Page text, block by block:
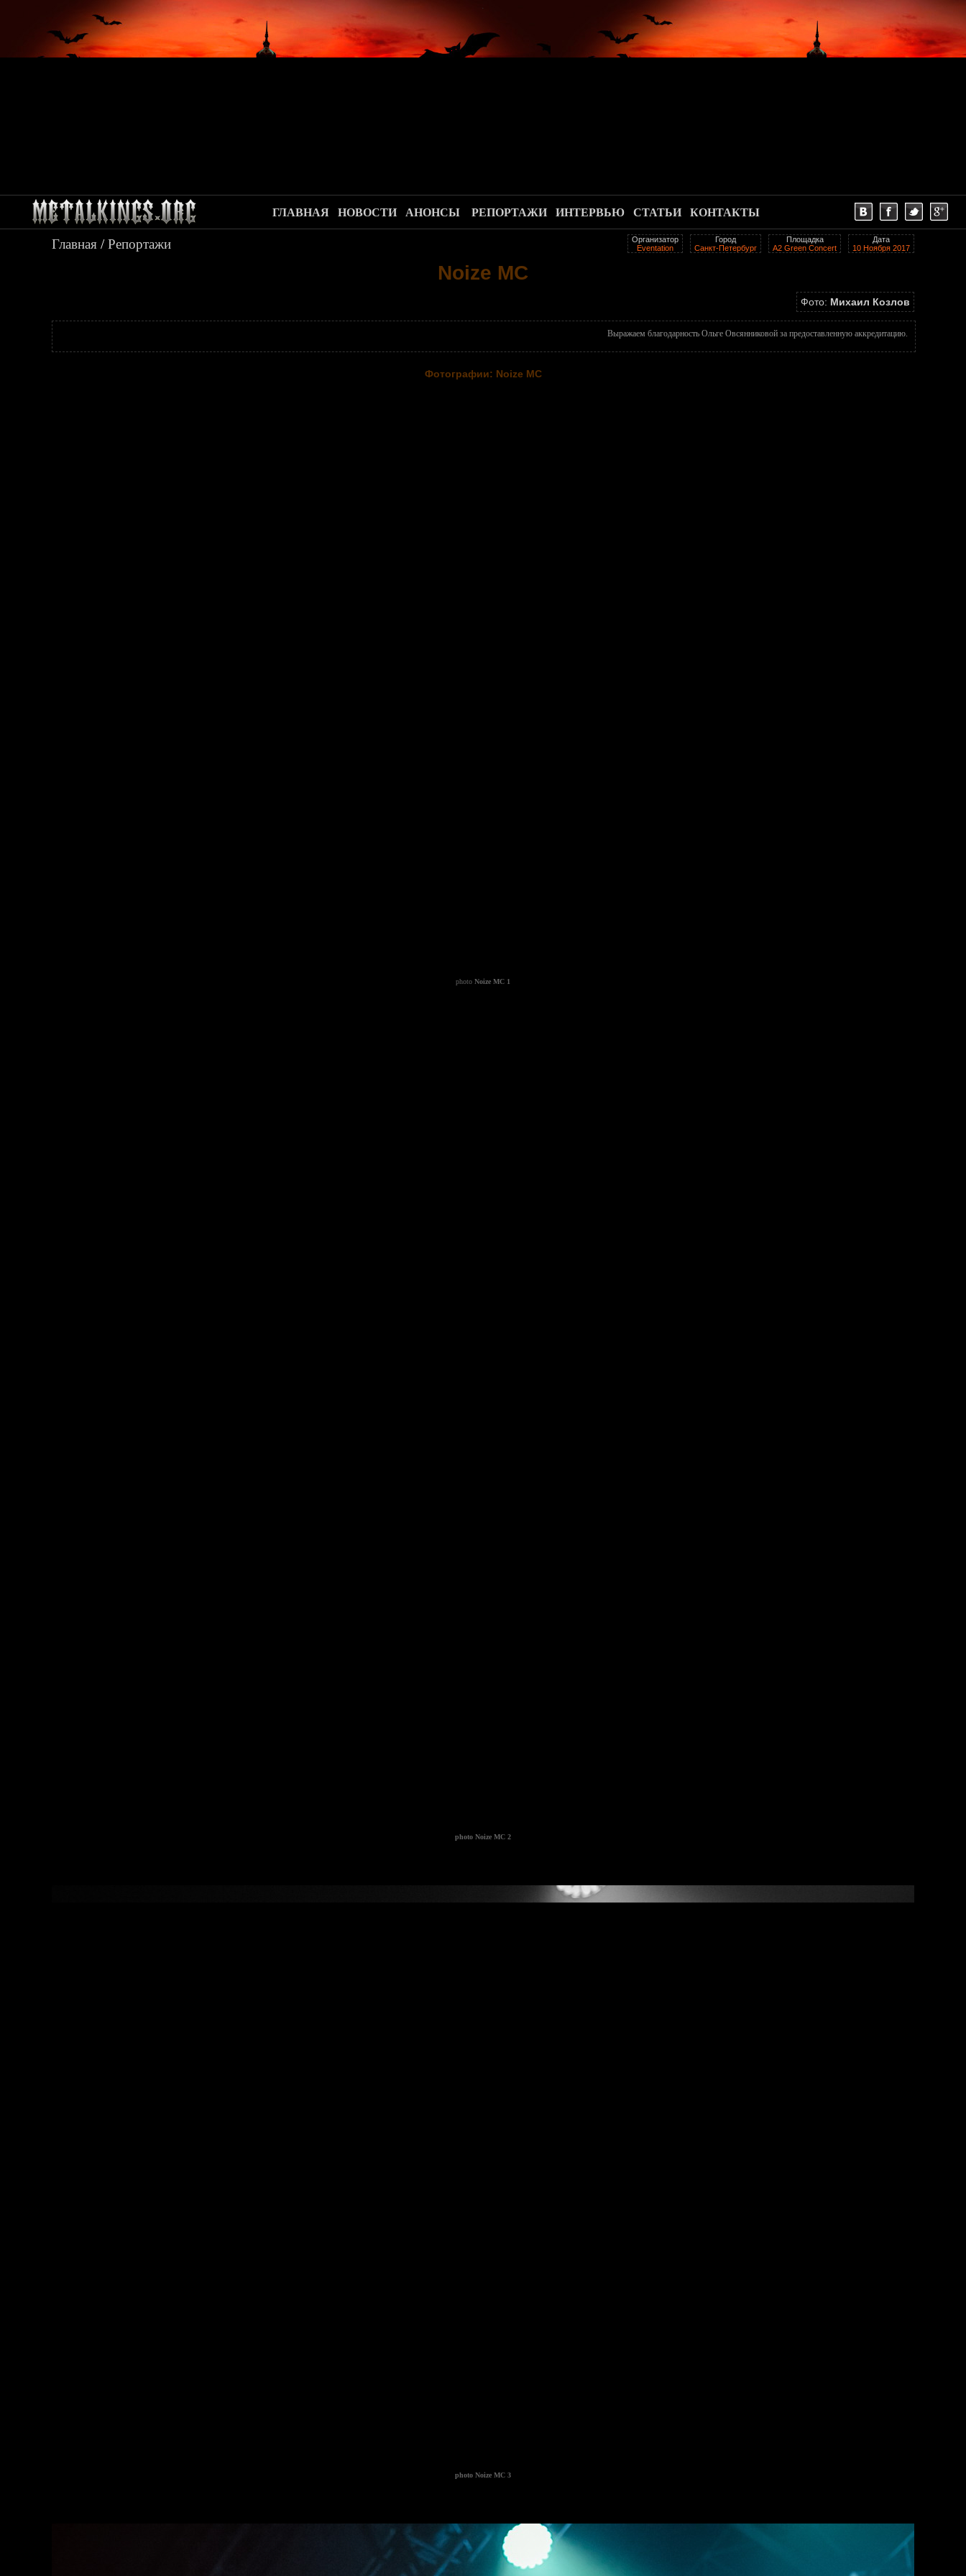
.
ГЛАВНАЯ НОВОСТИ АНОНСЫ РЕПОРТАЖИ ИНТЕРВЬЮ СТАТЬИ КОНТАКТЫ
Главная /Репортажи
Noize MC
Дата
10 Ноября 2017
Площадка
A2 Green Сoncert
Город
Санкт-Петербург
Организатор
Eventation
Фото: Михаил Козлов
Выражаем благодарность Ольге Овсянниковой за предоставленную аккредитацию.
Фотографии: Noize MC
photo Noize MC 1
photo Noize MC 2
photo Noize MC 3